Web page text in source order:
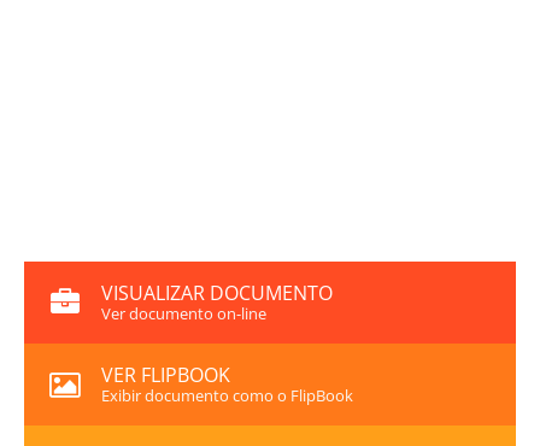
VISUALIZAR DOCUMENTO
Ver documento on-line
VER FLIPBOOK
Exibir documento como o FlipBook